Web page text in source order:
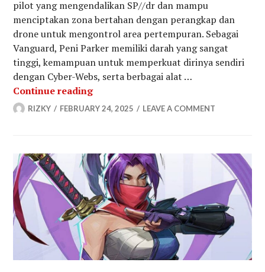
pilot yang mengendalikan SP//dr dan mampu
menciptakan zona bertahan dengan perangkap dan
drone untuk mengontrol area pertempuran. Sebagai
Vanguard, Peni Parker memiliki darah yang sangat
tinggi, kemampuan untuk memperkuat dirinya sendiri
dengan Cyber-Webs, serta berbagai alat …
Continue readingPanduan Lengkap Cara Bermain
RIZKY FEBRUARY 24, 2025 LEAVE A COMMENT